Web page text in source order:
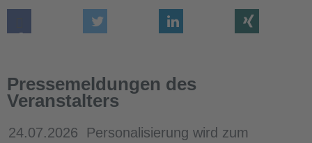
Pressemeldungen des
Veranstalters
24.07.2026
Personalisierung wird zum